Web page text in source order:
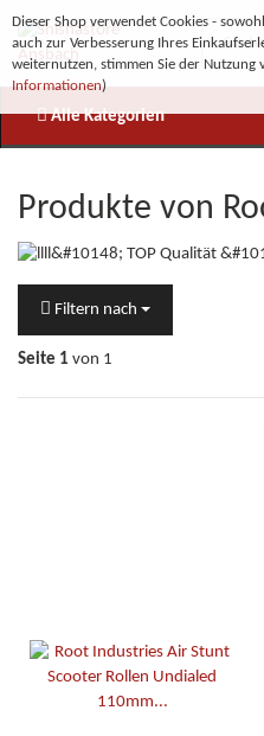
Alle Kategorien
Produkte von
Filtern nach
Seite 1 von 1
Dieser Shop verwendet Cookies -
auch zur Verbesserung Ihres
weiternutzen, stimmen Sie der Nutzung
Informationen)